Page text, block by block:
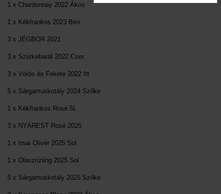
1 x Chardonnay 2022 Ákos
1 x Kékfrankos 2023 Ben
3 x JÉGBOR 2021
3 x Szürkebarát 2022 Cser.
3 x Vörös és Fekete 2022 Itt
5 x Sárgamuskotály 2024 Szőke
1 x Kékfrankos Rosé 5L
3 x NYÁREST Rosé 2025
1 x Irsai Olivér 2025 Sol
1 x Olaszrizling 2025 Sol
5 x Sárgamuskotály 2025 Szőke